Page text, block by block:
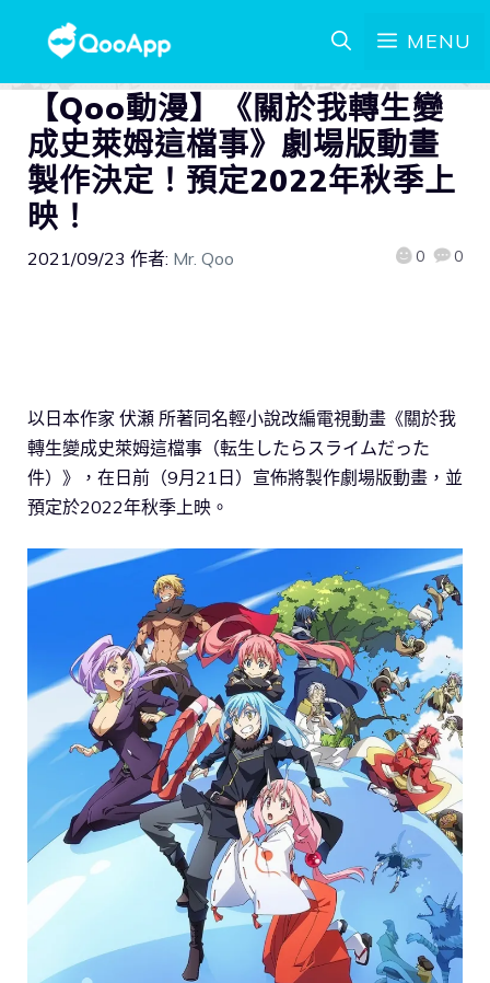
MENU
【Qoo動漫】《關於我轉生變
成史萊姆這檔事》劇場版動畫
製作決定！預定2022年秋季上
映！
2021/09/23 作者: Mr. Qoo 0 0
以日本作家 伏瀬 所著同名輕小說改編電視動畫《關於我
轉生變成史萊姆這檔事（転生したらスライムだった
件）》，在日前（9月21日）宣佈將製作劇場版動畫，並
預定於2022年秋季上映。